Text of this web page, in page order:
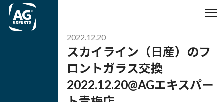
2022.12.20
スカイライン（日産）のフ
ロントガラス交換
2022.12.20@AGエキスパー